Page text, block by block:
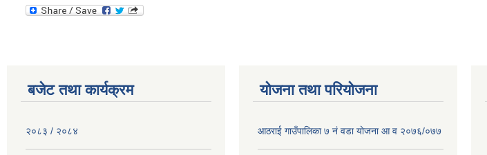
बजेट तथा कार्यक्रम
२०८३ / २०८४
योजना तथा परियोजना
आठराई गाउँपालिका ७ नं वडा योजना आ व २०७६/०७७